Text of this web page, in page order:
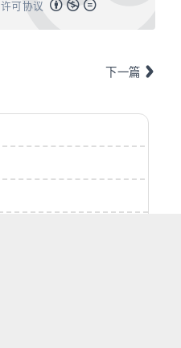
许可协议
下一篇